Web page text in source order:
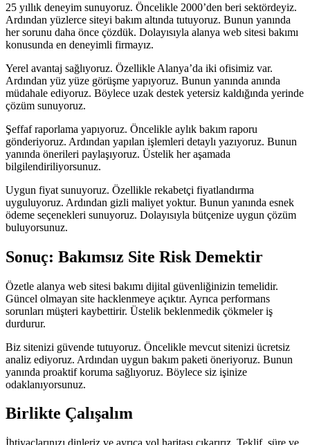
25 yıllık deneyim sunuyoruz. Öncelikle 2000’den beri sektördeyiz.
Ardından yüzlerce siteyi bakım altında tutuyoruz. Bunun yanında
her sorunu daha önce çözdük. Dolayısıyla alanya web sitesi bakımı
konusunda en deneyimli firmayız.
Yerel avantaj sağlıyoruz. Özellikle Alanya’da iki ofisimiz var.
Ardından yüz yüze görüşme yapıyoruz. Bunun yanında anında
müdahale ediyoruz. Böylece uzak destek yetersiz kaldığında yerinde
çözüm sunuyoruz.
Şeffaf raporlama yapıyoruz. Öncelikle aylık bakım raporu
gönderiyoruz. Ardından yapılan işlemleri detaylı yazıyoruz. Bunun
yanında önerileri paylaşıyoruz. Üstelik her aşamada
bilgilendiriliyorsunuz.
Uygun fiyat sunuyoruz. Özellikle rekabetçi fiyatlandırma
uyguluyoruz. Ardından gizli maliyet yoktur. Bunun yanında esnek
ödeme seçenekleri sunuyoruz. Dolayısıyla bütçenize uygun çözüm
buluyorsunuz.
Sonuç: Bakımsız Site Risk Demektir
Özetle alanya web sitesi bakımı dijital güvenliğinizin temelidir.
Güncel olmayan site hacklenmeye açıktır. Ayrıca performans
sorunları müşteri kaybettirir. Üstelik beklenmedik çökmeler iş
durdurur.
Biz sitenizi güvende tutuyoruz. Öncelikle mevcut sitenizi ücretsiz
analiz ediyoruz. Ardından uygun bakım paketi öneriyoruz. Bunun
yanında proaktif koruma sağlıyoruz. Böylece siz işinize
odaklanıyorsunuz.
Birlikte Çalışalım